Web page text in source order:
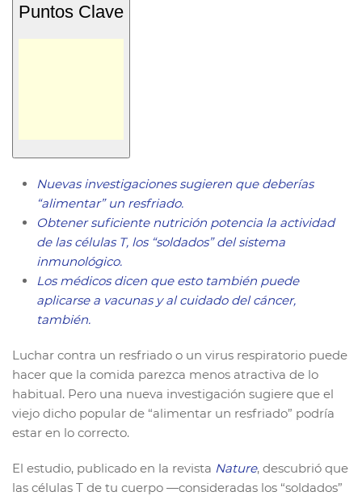
Puntos Clave
Nuevas investigaciones sugieren que deberías
“alimentar” un resfriado.
Obtener suficiente nutrición potencia la actividad
de las células T, los “soldados” del sistema
inmunológico.
Los médicos dicen que esto también puede
aplicarse a vacunas y al cuidado del cáncer,
también.
Luchar contra un resfriado o un virus respiratorio puede
hacer que la comida parezca menos atractiva de lo
habitual. Pero una nueva investigación sugiere que el
viejo dicho popular de “alimentar un resfriado” podría
estar en lo correcto.
El estudio, publicado en la revista Nature, descubrió que
las células T de tu cuerpo —consideradas los “soldados”